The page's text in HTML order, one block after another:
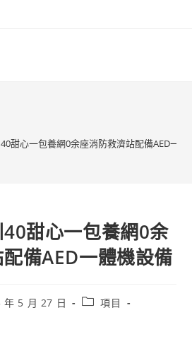
甜心一包養網0余座消防救濟站配備AED一體
甜心一包養網0余
備AED一體機設備
年 5 月 27 日
Post項目